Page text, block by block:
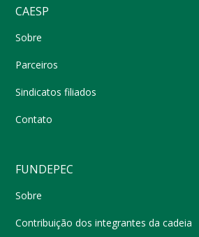
CAESP
Sobre
Parceiros
Sindicatos filiados
Contato
FUNDEPEC
Sobre
Contribuição dos integrantes da cadeia